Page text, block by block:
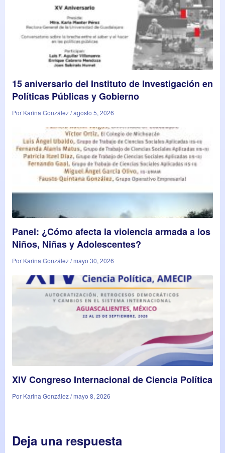
15 aniversario del Instituto de Investigación en
Políticas Públicas y Gobierno
Por Karina González / agosto 5, 2026
Panel: ¿Cómo afecta la violencia armada a los
Niños, Niñas y Adolescentes?
Por Karina González / mayo 30, 2026
XIV Congreso Internacional de Ciencia Política
Por Karina González / mayo 8, 2026
Deja una respuesta